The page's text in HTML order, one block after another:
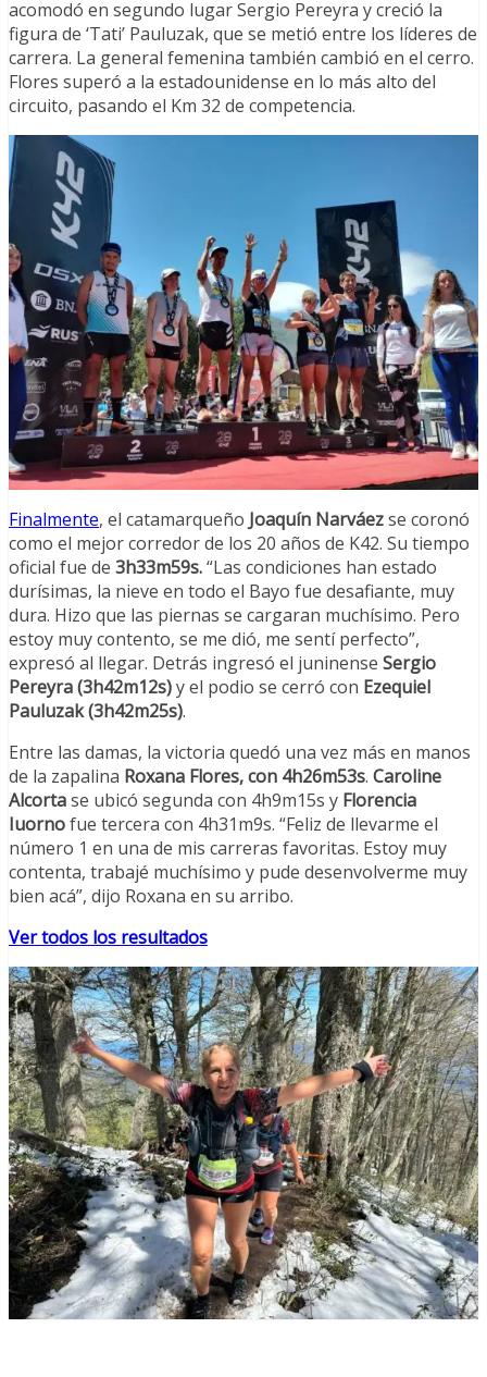
acomodó en segundo lugar Sergio Pereyra y creció la
figura de ‘Tati’ Pauluzak, que se metió entre los líderes de
carrera. La general femenina también cambió en el cerro.
Flores superó a la estadounidense en lo más alto del
circuito, pasando el Km 32 de competencia.
Finalmente, el catamarqueño Joaquín Narváezse coronó
como el mejor corredor de los 20 años de K42. Su tiempo
oficial fue de 3h33m59s.“Las condiciones han estado
durísimas, la nieve en todo el Bayo fue desafiante, muy
dura. Hizo que las piernas se cargaran muchísimo. Pero
estoy muy contento, se me dió, me sentí perfecto”,
expresó al llegar. Detrás ingresó el juninense Sergio
Pereyra (3h42m12s)y el podio se cerró con Ezequiel
Pauluzak (3h42m25s).
Entre las damas, la victoria quedó una vez más en manos
de la zapalina Roxana Flores, con 4h26m53s. Caroline
Alcortase ubicó segunda con 4h9m15s y Florencia
Iuornofue tercera con 4h31m9s. “Feliz de llevarme el
número 1 en una de mis carreras favoritas. Estoy muy
contenta, trabajé muchísimo y pude desenvolverme muy
bien acá”, dijo Roxana en su arribo.
Ver todos los resultados